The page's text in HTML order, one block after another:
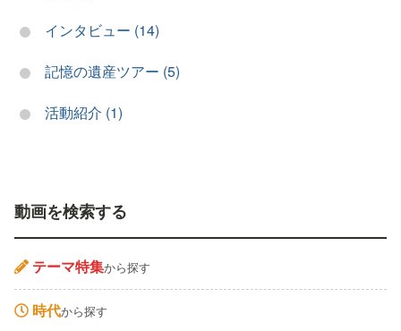
インタビュー (14)
記憶の遺産ツアー (5)
活動紹介 (1)
動画を検索する
テーマ特集から探す
時代から探す